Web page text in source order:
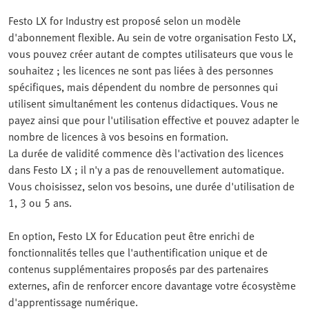
Festo LX for Industry est proposé selon un modèle
d'abonnement flexible. Au sein de votre organisation Festo LX,
vous pouvez créer autant de comptes utilisateurs que vous le
souhaitez ; les licences ne sont pas liées à des personnes
spécifiques, mais dépendent du nombre de personnes qui
utilisent simultanément les contenus didactiques. Vous ne
payez ainsi que pour l'utilisation effective et pouvez adapter le
nombre de licences à vos besoins en formation.
La durée de validité commence dès l'activation des licences
dans Festo LX ; il n'y a pas de renouvellement automatique.
Vous choisissez, selon vos besoins, une durée d'utilisation de
1, 3 ou 5 ans.
En option, Festo LX for Education peut être enrichi de
fonctionnalités telles que l'authentification unique et de
contenus supplémentaires proposés par des partenaires
externes, afin de renforcer encore davantage votre écosystème
d'apprentissage numérique.